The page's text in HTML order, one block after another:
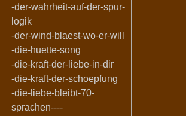
-der-wahrheit-auf-der-spur-
logik
-der-wind-blaest-wo-er-will
-die-huette-song
-die-kraft-der-liebe-in-dir
-die-kraft-der-schoepfung
-die-liebe-bleibt-70-
sprachen----